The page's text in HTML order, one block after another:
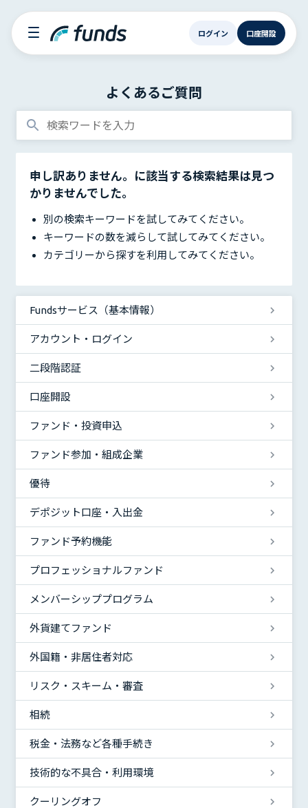
ログイン 口座開設
よくあるご質問
Fundsサービス（基本情報）
アカウント・ログイン
二段階認証
口座開設
ファンド・投資申込
ファンド参加・組成企業
優待
デポジット口座・入出金
ファンド予約機能
プロフェッショナルファンド
メンバーシッププログラム
外貨建てファンド
外国籍・非居住者対応
リスク・スキーム・審査
相続
税金・法務など各種手続き
技術的な不具合・利用環境
クーリングオフ
申し訳ありません。
に該当する検索結果は見つ
かりませんでした。
別の検索キーワードを試してみてください。
キーワードの数を減らして試してみてください。
カテゴリーから探すを利用してみてください。